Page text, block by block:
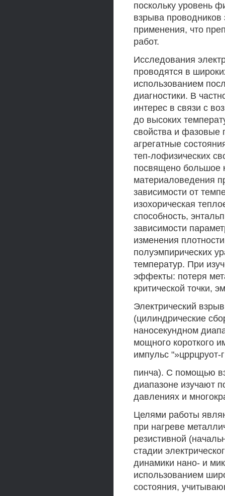
поскольку уровень
взрыва проводников
применения, что
работ.
Исследования
проводятся в
использованием
диагностики. В
интерес в связи с
до высоких
свойства и фазовые
агрегатные
теп-лофизических
посвящено большое
материаловедения
зависимости от
изохорическая
способность,
зависимости
изменения
полуэмпирических
температур. При
эффекты: потеря
критической точки,
Электрический
(цилиндрические
наносекундном
мощного короткого
импульс "»цррцруот-
пинча). С помощью
диапазоне изучают
давлениях и
Целями работы
при нагреве
резистивной
стадии
динамики нано- и
использованием
состояния,